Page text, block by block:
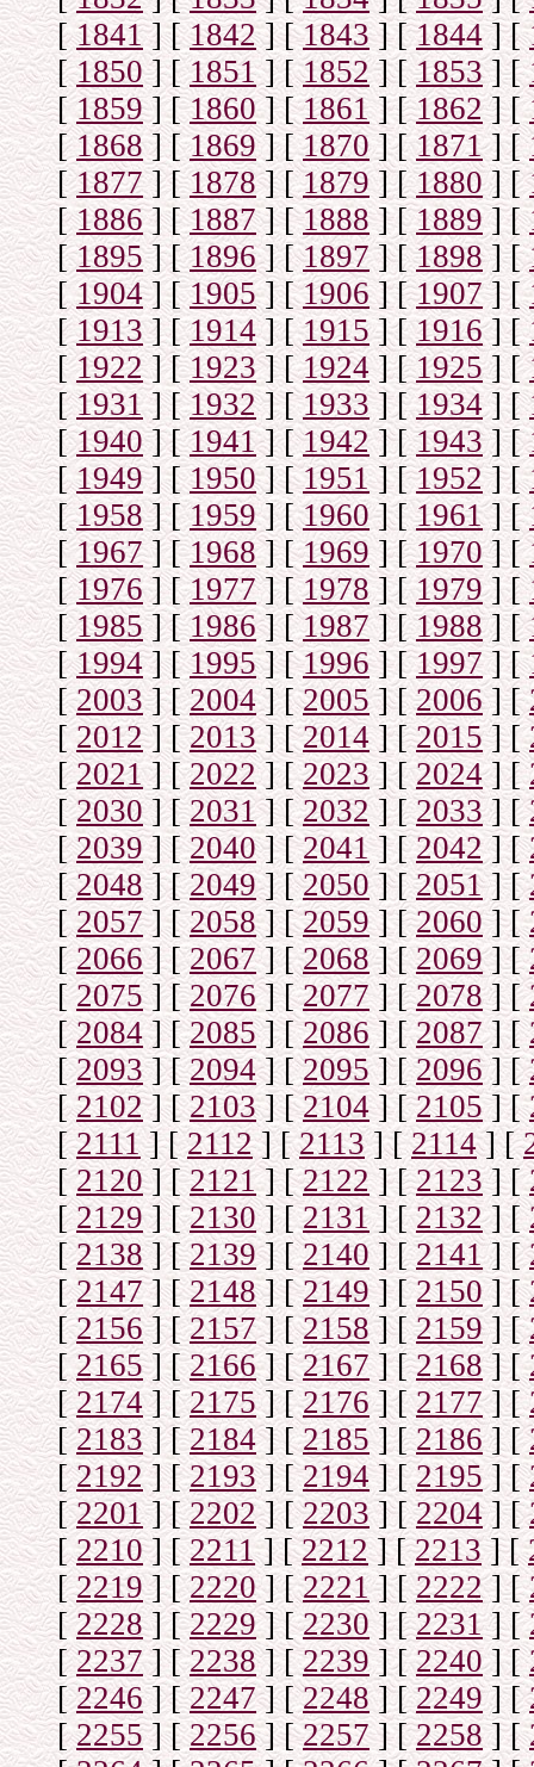
[1841] [1842] [1843] [1844] [
[1850] [1851] [1852] [1853] [
[1859] [1860] [1861] [1862] [
[1868] [1869] [1870] [1871] [
[1877] [1878] [1879] [1880] [
[1886] [1887] [1888] [1889] [
[1895] [1896] [1897] [1898] [
[ 1904] [1905] [1906] [1907] [
[1913] [1914] [1915] [1916] [
[1922] [1923] [1924] [1925] [
[1931] [1932] [1933] [1934] [
[1940] [1941] [1942] [1943] [
[1949] [1950] [1951] [1952] [
[1958] [1959] [1960] [1961] [
[1967] [1968] [1969 ] [1970] [
[1976] [1977] [1978] [1979] [
[1985] [1986] [1987] [1988] [
[1994] [1995] [1996] [1997] [
[2003] [2004] [2005] [2006] [
[2012] [2013] [2014] [2015] [
[2021] [2022] [2023] [2024] [
[2030] [2031] [2032] [2033] [
[2039] [2040] [2041] [2042] [
[2048] [2049] [2050] [2051] [
[2057] [2058] [2059] [2060] [
[2066] [2067] [2068] [2069] [
[2075] [2076] [2077] [2078] [
[2084] [2085] [2086] [2087] [
[2093] [2094] [2095] [2096] [
[2102] [2103] [2104] [2105] [
[2111] [2112] [2113] [2114] [
[2120] [2121] [2122] [2123] [
[2129] [2130] [2131] [2132] [
[2138] [2139] [2140] [2141] [
[2147] [2148] [2149] [2150] [
[2156] [2157] [2158] [2159] [
[ 2165] [2166] [2167] [2168] [
[2174] [2175] [2176] [2177] [
[2183] [2184] [2185 ] [2186] [
[2192] [2193] [2194] [2195] [
[2201] [2202] [2203] [2204] [
[2210] [2211] [2212] [2213] [
[2219] [2220] [2221] [2222] [
[2228] [2229] [2230 ] [2231] [
[2237] [2238] [2239] [2240] [
[2246] [2247] [2248] [2249] [
[2255] [2256] [2257] [2258] [